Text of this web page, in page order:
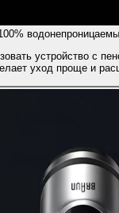
устройство с
уход проще и